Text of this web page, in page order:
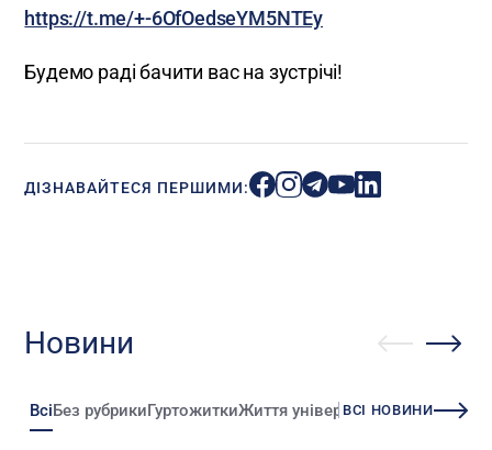
https://t.me/+-6OfOedseYM5NTEy
Будемо раді бачити вас на зустрічі!
ДІЗНАВАЙТЕСЯ ПЕРШИМИ:
Новини
ВсіБез рубрикиГуртожиткиЖиття університетуЗміни
ВСІ НОВИНИ